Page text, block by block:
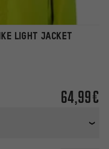
LIGHT JACKET
64,99€